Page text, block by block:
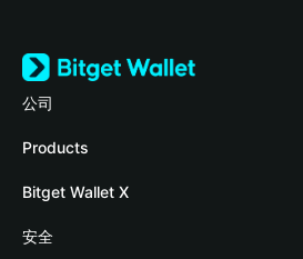
公司
關於 Bitget Wallet
部落格
學院
Products
Crypto Card
Stablecoin Earn
Bitget Wallet X
開發者文件
安全